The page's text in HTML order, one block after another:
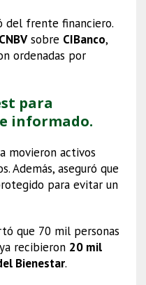
del frente financiero.
CNBVsobre CIBanco,
ordenadas por
para
informado.
movieron activos
Además, aseguró que
para evitar un
que 70 mil personas
recibieron 20 mil
Bienestar.